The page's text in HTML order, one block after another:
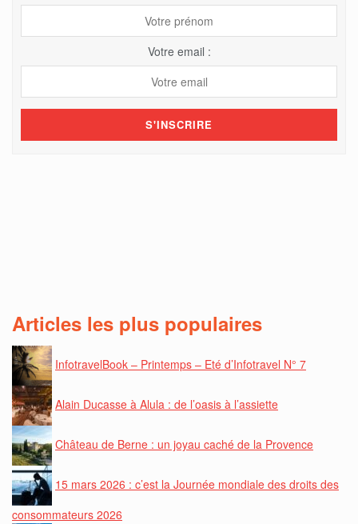
Votre email :
Articles les plus populaires
InfotravelBook – Printemps – Eté d’Infotravel N° 7
Alain Ducasse à Alula : de l’oasis à l’assiette
Château de Berne : un joyau caché de la Provence
15 mars 2026 : c’est la Journée mondiale des droits des
consommateurs 2026